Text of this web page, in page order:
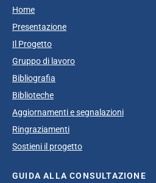
Home
Presentazione
Il Progetto
Gruppo di lavoro
Bibliografia
Biblioteche
Aggiornamenti e segnalazioni
Ringraziamenti
Sostieni il progetto
GUIDA ALLA CONSULTAZIONE